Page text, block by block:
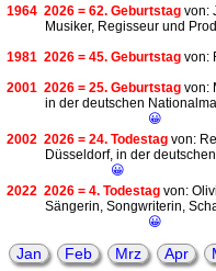
1964 2026 = 62. Geburtstag von:
Musiker, Regisseur und
1981 2026 = 45. Geburtstag von:
2001 2026 = 25. Geburtstag von:
in der deutschen
😀
2002 2026 = 24. Todestag von:
Düsseldorf, in der
😀
2022 2026 = 4. Todestag von:
Sängerin, Songwriterin,
😀
Jan Feb Mrz Apr